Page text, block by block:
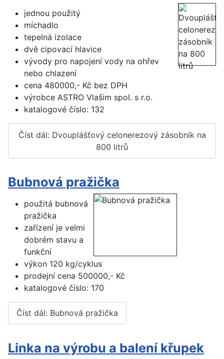
jednou použitý
míchadlo
tepelná izolace
dvě cipovací hlavice
vývody pro napojení vody na ohřev
nebo chlazení
cena 480000,- Kč bez DPH
výrobce ASTRO Vlašim spol. s r.o.
katalogové číslo: 132
Číst dál: Dvouplášťový celonerezový zásobník na
800 litrů
Bubnová pražička
použitá bubnová
pražička
zařízení je velmi
dobrém stavu a
funkční
výkon 120 kg/cyklus
prodejní cena 500000,- Kč
katalogové číslo: 170
Číst dál: Bubnová pražička
Linka na výrobu a balení křupek